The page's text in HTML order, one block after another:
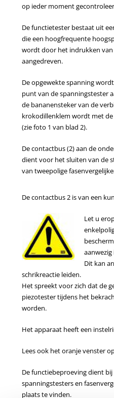
op ieder moment
De functietester bestaat uit
die een hoogfrequente
wordt door het indrukken van
aangedreven.
De opgewekte spanning
punt van de spanningstester
de bananensteker van de
krokodillenklem wordt met
(zie foto 1 van blad 2).
De contactbus (2) aan de
dient voor het sluiten van de
van tweepolige
De contactbus 2 is van een
Let u
aanwezig
Dit kan
schrikreactie leiden.
Het spreekt voor zich dat de
piezotester tijdens het
worden.
Het apparaat heeft een
Lees ook het oranje venster
De functiebeproeving dient bij
spanningstesters en
plaats te vinden.